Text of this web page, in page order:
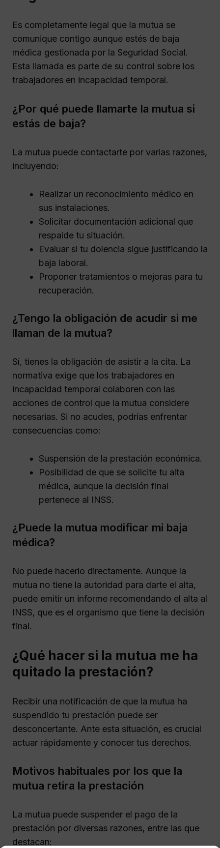
Es completamente legal que la mutua se
comunique contigo aunque estés de baja
médica gestionada por la Seguridad Social.
Esta llamada es parte de su control sobre los
trabajadores en incapacidad temporal.
¿Por qué puede llamarte la mutua si
estás de baja?
La mutua puede contactarte por varias razones,
incluyendo:
Realizar un reconocimiento médico en
sus instalaciones.
Solicitar documentación adicional que
respalde tu situación.
Evaluar si tu dolencia sigue justificando la
baja laboral.
Proponer tratamientos o mejoras para tu
recuperación.
¿Tengo la obligación de acudir si me
llaman de la mutua?
Sí, tienes la obligación de asistir a la cita. La
normativa exige que los trabajadores en
incapacidad temporal colaboren con las
acciones de control que la mutua considere
necesarias. Si no acudes, podrías enfrentar
consecuencias como:
Suspensión de la prestación económica.
Posibilidad de que se solicite tu alta
médica, aunque la decisión final
pertenece al INSS.
¿Puede la mutua modificar mi baja
médica?
No puede hacerlo directamente. Aunque la
mutua no tiene la autoridad para darte el alta,
puede emitir un informe recomendando el alta al
INSS, que es el organismo que tiene la decisión
final.
¿Qué hacer si la mutua me ha
quitado la prestación?
Recibir una notificación de que la mutua ha
suspendido tu prestación puede ser
desconcertante. Ante esta situación, es crucial
actuar rápidamente y conocer tus derechos.
Motivos habituales por los que la
mutua retira la prestación
La mutua puede suspender el pago de la
prestación por diversas razones, entre las que
destacan: